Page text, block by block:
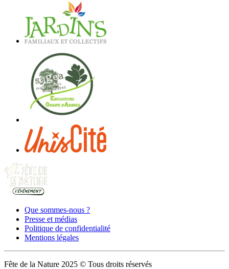
Que sommes-nous ?
Presse et médias
Politique de confidentialité
Mentions légales
Fête de la Nature 2025 © Tous droits réservés